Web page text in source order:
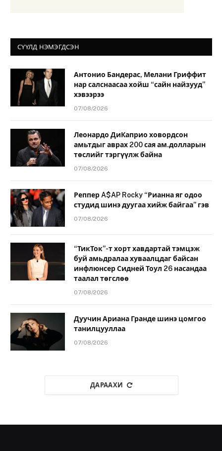
СҮҮЛД НЭМЭГДСЭН
Антонио Бандерас, Мелани Гриффит
нар салснаасаа хойш “сайн найзууд”
хэвээрээ
07/08/2026
Леонардо ДиКаприо ховордсон
амьтдыг аврах 200 сая ам.долларын
төслийг тэргүүлж байна
07/08/2026
Реппер A$AP Rocky “Рианна яг одоо
студид шинэ дуугаа хийж байгаа” гэв
07/08/2026
“ТикТок”-т хорт хавдартай тэмцэж
буй амьдралаа хуваалцдаг байсан
инфлюнсер Сидней Тоул 26 насандаа
таалал төгслөө
07/08/2026
Дуучин Ариана Гранде шинэ цомгоо
танилцууллаа
07/08/2026
ДАРААХИ